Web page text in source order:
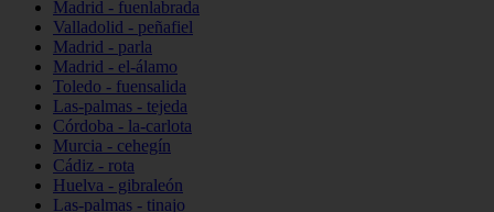
Madrid - fuenlabrada
Valladolid - peñafiel
Madrid - parla
Madrid - el-álamo
Toledo - fuensalida
Las-palmas - tejeda
Córdoba - la-carlota
Murcia - cehegín
Cádiz - rota
Huelva - gibraleón
Las-palmas - tinajo